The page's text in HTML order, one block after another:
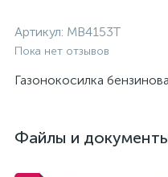
Артикул: MB4153T
Пока нет отзывов
Газонокосилка
Файлы и